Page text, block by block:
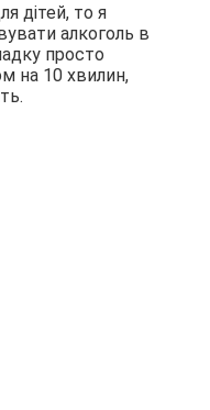
дітей, то я
алкоголь в
просто
на 10 хвилин,